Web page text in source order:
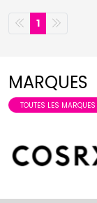
1
MARQUES
TOUTES LES MARQUES